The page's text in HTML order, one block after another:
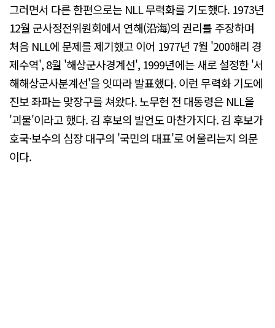
그러면서 다른 한편으로는 NLL 무력화를 기도했다. 1973년
12월 군사정전위원회에서 연해(沿海)의 권리를 주장하며
처음 NLL에 문제를 제기했고 이어 1977년 7월 '200해리 경
제수역', 8월 '해상군사경계선', 1999년에는 새로 설정한 '서
해해상군사분계선'을 잇따라 발표했다. 이런 무력화 기도에
진보 좌파는 맞장구를 쳐왔다. 노무현 전 대통령은 NLL을
'괴물'이라고 했다. 김 후보의 발언도 마찬가지다. 김 후보가
호국·보수의 심장 대구의 '국민의 대표'로 어울리는지 의문
이다.